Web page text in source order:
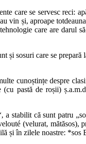
care se servesc reci:
vin și, aproape
care are darul
și sosuri care se
cunoștințe despre
pastă de roșii)
stabilit că sunt patru
(velurat,
și în zilele noastre: